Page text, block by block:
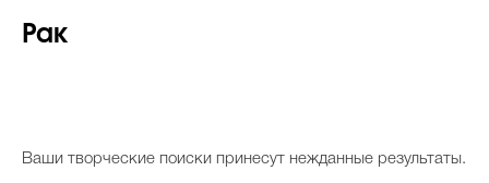
Рак
Ваши творческие поиски принесут нежданные результаты.